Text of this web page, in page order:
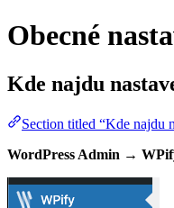
Obecné
Kde najdu
Section titled “Kde najdu
WordPress Admin →